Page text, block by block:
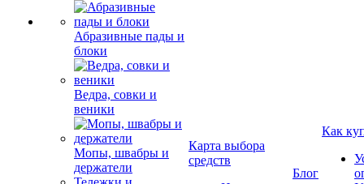
Абразивные пады и
блоки
Ведра, совки и
веники
Мопы, швабры и
держатели
Карта выбора
средств
Блог
Как